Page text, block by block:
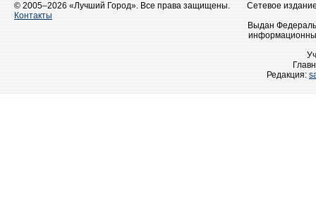
© 2005–2026 «Лучший Город». Все права защищены.
Контакты
Сетевое
Выдан
Редакция: